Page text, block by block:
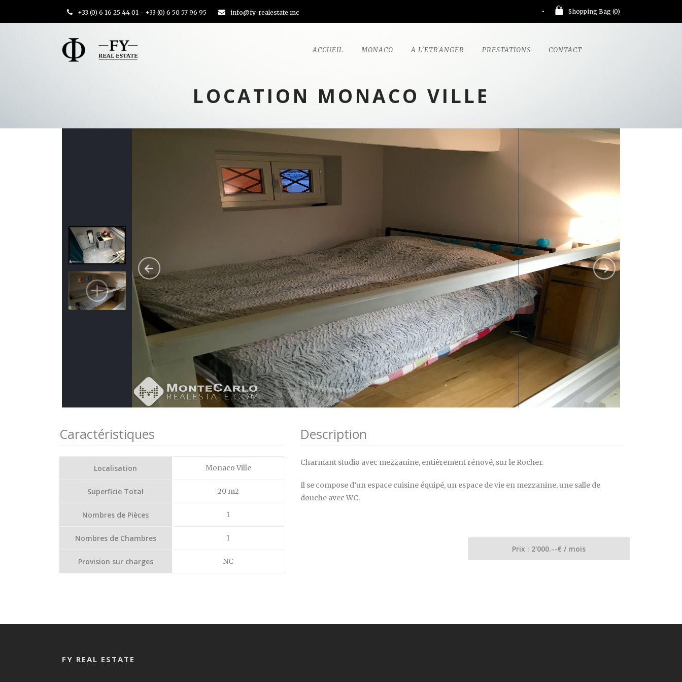
+33 (0) 6 16 25 44 01 - +33 (0) 6 50 57 96 95 info@fy-realestate.mc Shopping Bag (0)
ACCUEIL MONACO A L’ETRANGER PRESTATIONS CONTACT
LOCATION MONACO VILLE
Caractéristiques
Localisation Monaco Ville
Superficie Total 20 m2
Nombres de Pièces 1
Nombres de Chambres 1
Provision sur charges NC
Description
Charmant studio avec mezzanine, entièrement rénové, sur le Rocher.
Il se compose d’un espace cuisine équipé, un espace de vie en mezzanine, une salle de
douche avec WC.
Prix : 2'000.--€ / mois
FY REAL ESTATE